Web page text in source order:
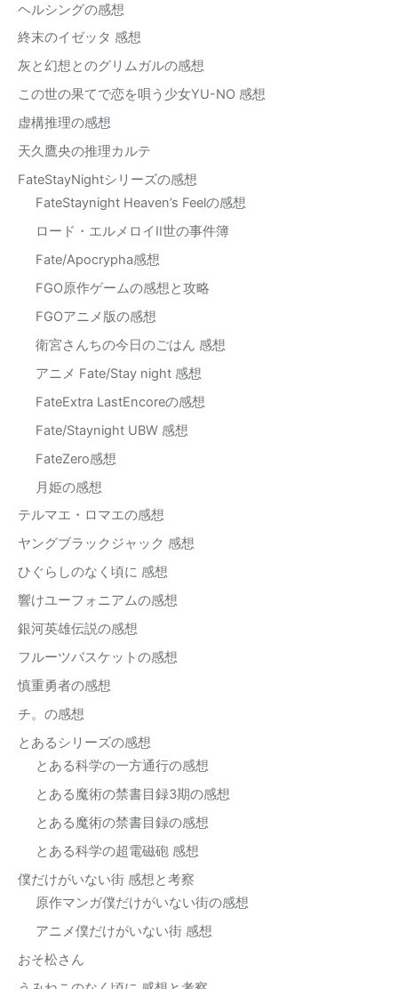
ヘルシングの感想
終末のイゼッタ 感想
灰と幻想とのグリムガルの感想
この世の果てで恋を唄う少女YU-NO 感想
虚構推理の感想
天久鷹央の推理カルテ
FateStayNightシリーズの感想
FateStaynight Heaven’s Feelの感想
ロード・エルメロイII世の事件簿
Fate/Apocrypha感想
FGO原作ゲームの感想と攻略
FGOアニメ版の感想
衛宮さんちの今日のごはん 感想
アニメ Fate/Stay night 感想
FateExtra LastEncoreの感想
Fate/Staynight UBW 感想
FateZero感想
月姫の感想
テルマエ・ロマエの感想
ヤングブラックジャック 感想
ひぐらしのなく頃に 感想
響けユーフォニアムの感想
銀河英雄伝説の感想
フルーツバスケットの感想
慎重勇者の感想
チ。の感想
とあるシリーズの感想
とある科学の一方通行の感想
とある魔術の禁書目録3期の感想
とある魔術の禁書目録の感想
とある科学の超電磁砲 感想
僕だけがいない街 感想と考察
原作マンガ僕だけがいない街の感想
アニメ僕だけがいない街 感想
おそ松さん